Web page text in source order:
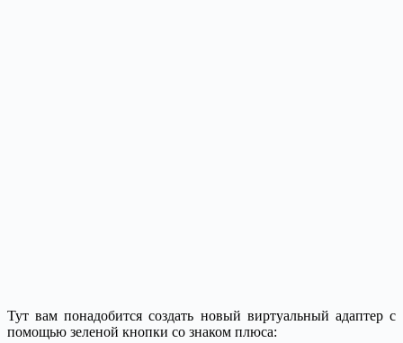
Тут вам понадобится создать новый виртуальный адаптер с
помощью зеленой кнопки со знаком плюса: